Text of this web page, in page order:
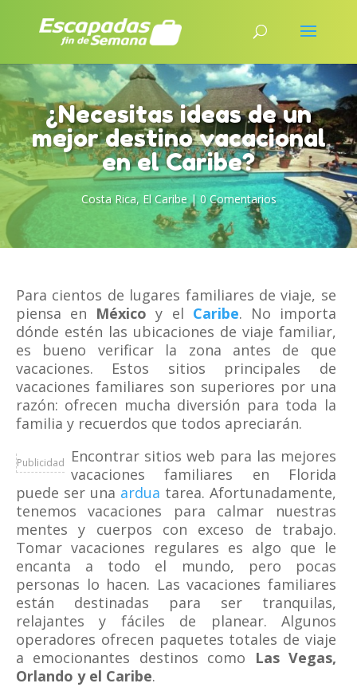
¿Necesitas ideas de un
mejor destino vacacional
en el Caribe?
Costa Rica, El Caribe| 0 Comentarios
Para cientos de lugares familiares de viaje, se
piensa en México y el Caribe. No importa
dónde estén las ubicaciones de viaje familiar,
es bueno verificar la zona antes de que
vacaciones. Estos sitios principales de
vacaciones familiares son superiores por una
razón: ofrecen mucha diversión para toda la
familia y recuerdos que todos apreciarán.
Publicidad
Encontrar sitios web para las mejores
vacaciones familiares en Florida
puede ser una ardua tarea. Afortunadamente,
tenemos vacaciones para calmar nuestras
mentes y cuerpos con exceso de trabajo.
Tomar vacaciones regulares es algo que le
encanta a todo el mundo, pero pocas
personas lo hacen. Las vacaciones familiares
están destinadas para ser tranquilas,
relajantes y fáciles de planear. Algunos
operadores ofrecen paquetes totales de viaje
a emocionantes destinos como
Las Vegas,
Orlando y el Caribe.